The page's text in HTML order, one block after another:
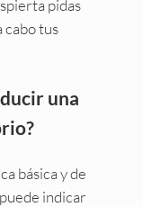
pidas
cabo tus
una
básica y de
indicar